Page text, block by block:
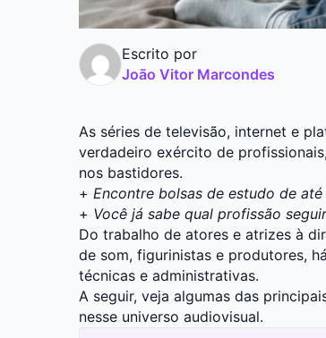
Escrito por
João Vitor Marcondes
As séries de televisão, internet e
verdadeiro exército de
nos bastidores.
+ Encontre bolsas de estudo de até
+ Você já sabe qual profissão
Do trabalho de atores e atrizes à
de som, figurinistas e produtores,
técnicas e administrativas.
A seguir, veja algumas das
nesse universo audiovisual.